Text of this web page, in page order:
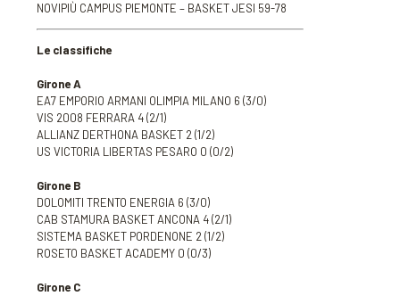
NOVIPIÙ CAMPUS PIEMONTE – BASKET JESI 59-78
Le classifiche
Girone A
EA7 EMPORIO ARMANI OLIMPIA MILANO 6 (3/0)
VIS 2008 FERRARA 4 (2/1)
ALLIANZ DERTHONA BASKET 2 (1/2)
US VICTORIA LIBERTAS PESARO 0 (0/2)
Girone B
DOLOMITI TRENTO ENERGIA 6 (3/0)
CAB STAMURA BASKET ANCONA 4 (2/1)
SISTEMA BASKET PORDENONE 2 (1/2)
ROSETO BASKET ACADEMY 0 (0/3)
Girone C